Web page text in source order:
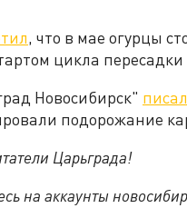
, что в мае огурцы
цикла
Новосибирск" писал
подорожание
Царьграда!
на аккаунты